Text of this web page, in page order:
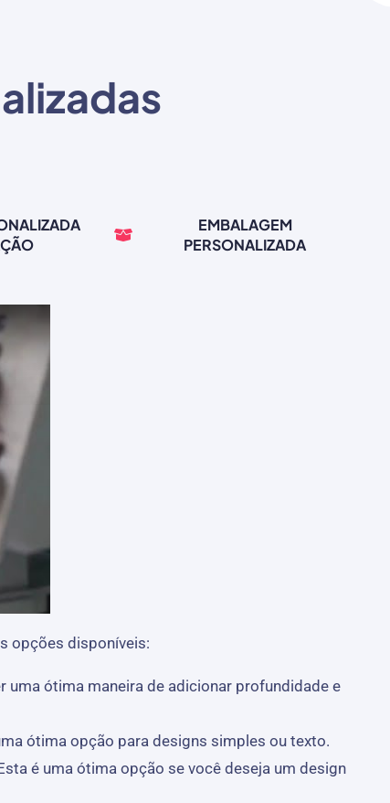
EMBALAGEM
PERSONALIZADA
opções disponíveis:
uma ótima maneira de adicionar profundidade e
ótima opção para designs simples ou texto.
é uma ótima opção se você deseja um design